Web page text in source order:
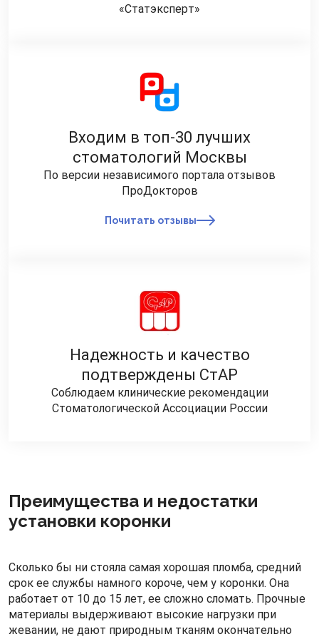
«Статэксперт»
Входим в топ-30 лучших
стоматологий Москвы
По версии независимого портала отзывов
ПроДокторов
Почитать отзывы
Надежность и качество
подтверждены СтАР
Соблюдаем клинические рекомендации
Стоматологической Ассоциации России
Преимущества и недостатки
установки коронки
Сколько бы ни стояла самая хорошая пломба, средний
срок ее службы намного короче, чем у коронки. Она
работает от 10 до 15 лет, ее сложно сломать. Прочные
материалы выдерживают высокие нагрузки при
жевании, не дают природным тканям окончательно